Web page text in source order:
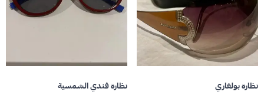
نظارة بولغاري نظارة فندي الشمسية